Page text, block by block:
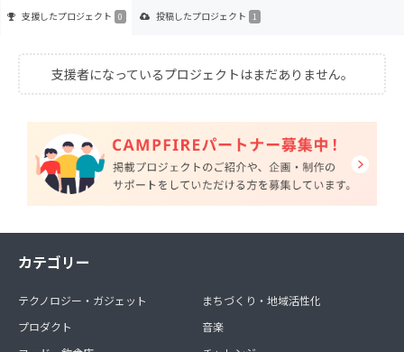
支援したプロジェクト 0 投稿したプロジェクト 1
支援者になっているプロジェクトはまだありません。
カテゴリー
テクノロジー・ガジェット
プロダクト
まちづくり・地域活性化
音楽